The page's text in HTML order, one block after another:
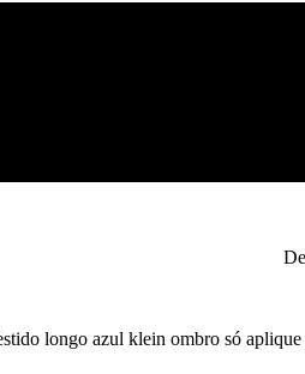
longo azul klein ombro só